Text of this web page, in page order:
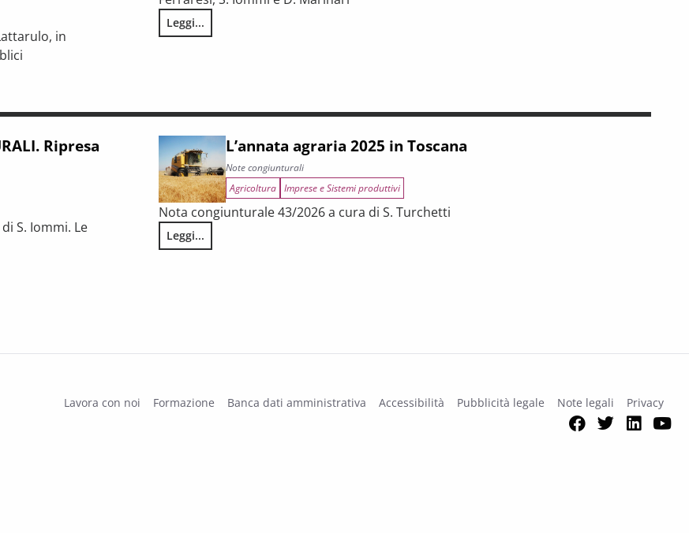
in
e trasformazioni strutturali del procurement pubblico tra riforme, digitalizzazione e modelli organizzativi
Leggi...
LA CONGIUNTURA NELLE PROVINCE TOSCANE
Ripresa
S. Iommi. Le
persistenti
L’annata agraria 2025 in Toscana
Note congiunturali
Agricoltura Imprese e Sistemi produttivi
Nota congiunturale 43/2026 a cura di S. Turchetti
Leggi...
L’annata agraria 2025 in Toscana
Lavora con noi Formazione Banca dati amministrativa Accessibilità Pubblicità legale Note legali Privacy
Facebook
Twitter